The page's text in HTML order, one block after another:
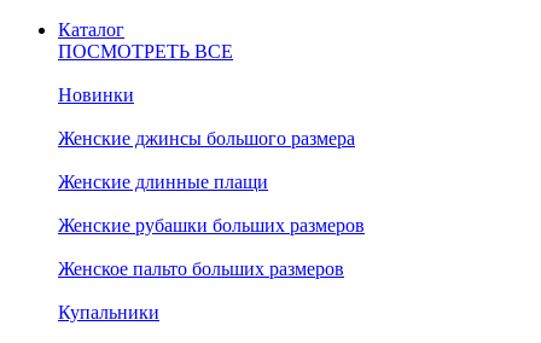
Каталог
ПОСМОТРЕТЬ ВСЕ
Новинки
Женские джинсы большого размера
Женские длинные плащи
Женские рубашки больших размеров
Женское пальто больших размеров
Купальники